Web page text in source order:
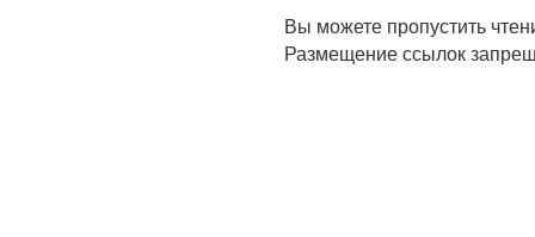
Вы можете пропустить
Размещение ссылок